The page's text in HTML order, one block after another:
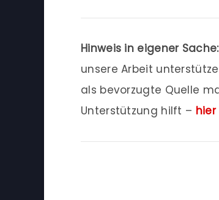
Hinweis in eigener Sache:
unsere Arbeit
als bevorzugte Quelle
Unterstützung hilft – hier